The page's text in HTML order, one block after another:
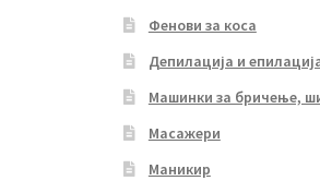
Фенови за коса
Депилација и
Машинки за бричење,
Масажери
Маникир